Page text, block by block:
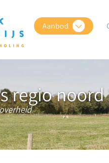
Aanbod
regio noord